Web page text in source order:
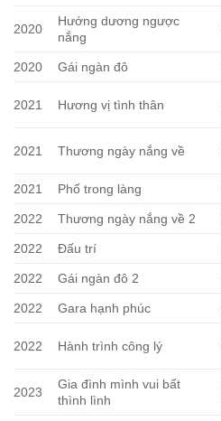
2020
Hướng dương ngược
nắng
2020 Gái ngàn đô
2021 Hương vị tình thân
2021 Thương ngày nắng về
2021 Phố trong làng
2022 Thương ngày nắng về 2
2022 Đấu trí
2022 Gái ngàn đô 2
2022 Gara hạnh phúc
2022 Hành trình công lý
2023
Gia đình mình vui bất
thình lình